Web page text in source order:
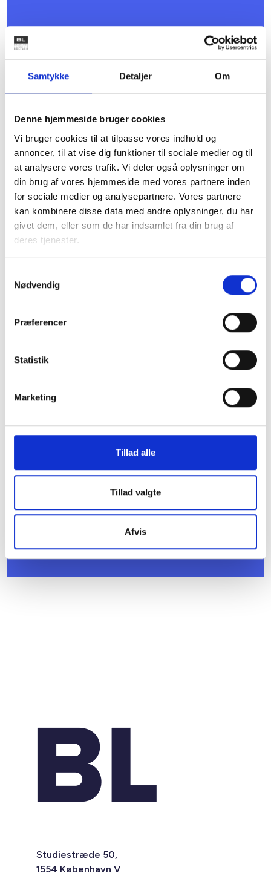
Samtykke Detaljer Om
Denne hjemmeside bruger cookies
Vi bruger cookies til at tilpasse vores indhold og
annoncer, til at vise dig funktioner til sociale medier og til
at analysere vores trafik. Vi deler også oplysninger om
din brug af vores hjemmeside med vores partnere inden
for sociale medier og analysepartnere. Vores partnere
kan kombinere disse data med andre oplysninger, du har
givet dem, eller som de har indsamlet fra din brug af
deres tjenester.
Nødvendig
Præferencer
Statistik
Marketing
Tillad alle
Tillad valgte
Afvis
09. NOVEMBER 2026
7. kreds - Bestyrelsesmøde
Mødet er for dig, der er valgt til kredsens bestyrelse,
og du er allerede tilmeldt.Det er ikke muligt at
tilmelde sig dette møde.
05. OKTOBER 2026
Kolding
Studiestræde 50,
1554 København V